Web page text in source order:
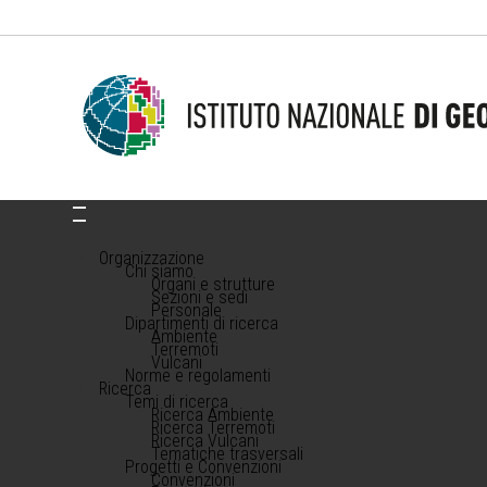
Organizzazione
Chi siamo
Organi e strutture
Sezioni e sedi
Personale
Dipartimenti di ricerca
Ambiente
Terremoti
Vulcani
Norme e regolamenti
Ricerca
Temi di ricerca
Ricerca Ambiente
Ricerca Terremoti
Ricerca Vulcani
Tematiche trasversali
Progetti e Convenzioni
Convenzioni